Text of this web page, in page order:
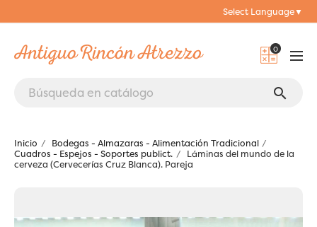
Select Language▼
0
search
Inicio
Bodegas - Almazaras - Alimentación Tradicional
Cuadros - Espejos - Soportes publict.
Láminas del mundo de la
cerveza (Cervecerías Cruz Blanca). Pareja